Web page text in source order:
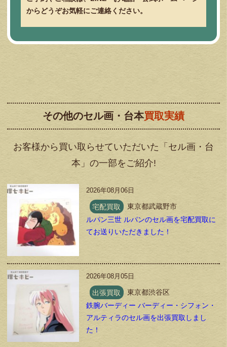
からどうぞお気軽にご連絡ください。
その他のセル画・台本買取実績
お客様から買い取らせていただいた「セル画・台
本」の一部をご紹介!
2026年08月06日
宅配買取
東京都武蔵野市
ルパン三世 ルパンのセル画を宅配買取に
てお送りいただきました！
2026年08月05日
出張買取
東京都渋谷区
鉄腕バーディー バーディー・シフォン・
アルティラのセル画を出張買取しまし
た！